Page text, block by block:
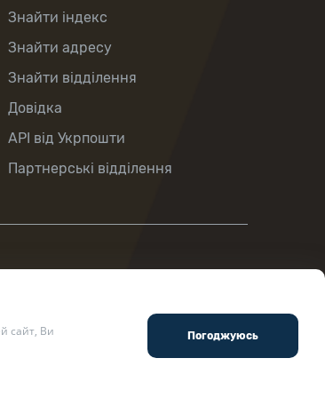
Знайти індекс
Знайти адресу
Знайти відділення
Довідка
API від Укрпошти
Партнерські відділення
сайт, Ви